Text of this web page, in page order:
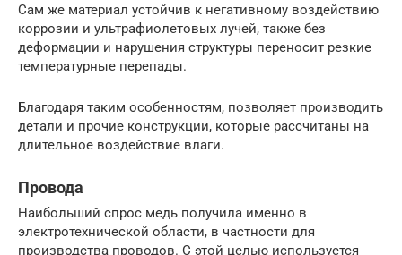
Сам же материал устойчив к негативному воздействию
коррозии и ультрафиолетовых лучей, также без
деформации и нарушения структуры переносит резкие
температурные перепады.
Благодаря таким особенностям, позволяет производить
детали и прочие конструкции, которые рассчитаны на
длительное воздействие влаги.
Провода
Наибольший спрос медь получила именно в
электротехнической области, в частности для
производства проводов. С этой целью используется